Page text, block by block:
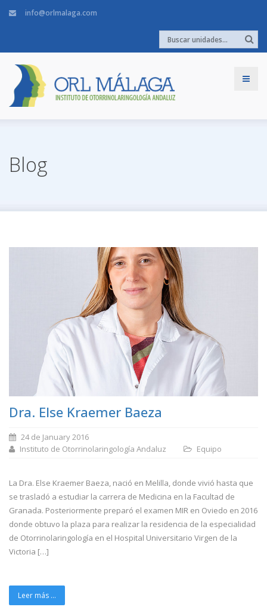
info@orlmalaga.com
Blog
Dra. Else Kraemer Baeza
24 de January 2016
Instituto de Otorrinolaringología Andaluz
Equipo
La Dra. Else Kraemer Baeza, nació en Melilla, donde vivió hasta que
se trasladó a estudiar la carrera de Medicina en la Facultad de
Granada. Posteriormente preparó el examen MIR en Oviedo en 2016
donde obtuvo la plaza para realizar la residencia de la especialidad
de Otorrinolaringología en el Hospital Universitario Virgen de la
Victoria […]
Leer más ...